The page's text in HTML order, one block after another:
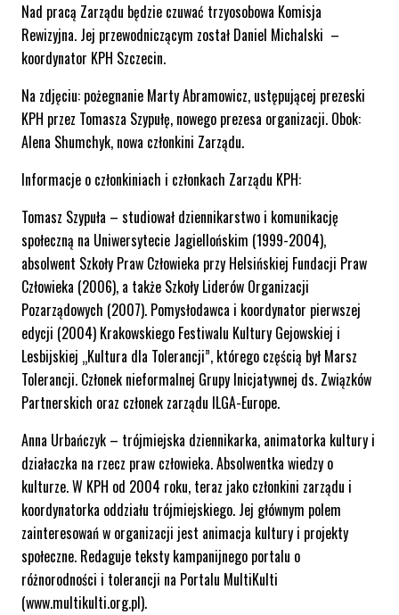
Nad pracą Zarządu będzie czuwać trzyosobowa Komisja
Rewizyjna. Jej przewodniczącym został Daniel Michalski –
koordynator KPH Szczecin.
Na zdjęciu: pożegnanie Marty Abramowicz, ustępującej prezeski
KPH przez Tomasza Szypułę, nowego prezesa organizacji. Obok:
Alena Shumchyk, nowa członkini Zarządu.
Informacje o członkiniach i członkach Zarządu KPH:
Tomasz Szypuła – studiował dziennikarstwo i komunikację
społeczną na Uniwersytecie Jagiellońskim (1999-2004),
absolwent Szkoły Praw Człowieka przy Helsińskiej Fundacji Praw
Człowieka (2006), a także Szkoły Liderów Organizacji
Pozarządowych (2007). Pomysłodawca i koordynator pierwszej
edycji (2004) Krakowskiego Festiwalu Kultury Gejowskiej i
Lesbijskiej „Kultura dla Tolerancji”, którego częścią był Marsz
Tolerancji. Członek nieformalnej Grupy Inicjatywnej ds. Związków
Partnerskich oraz członek zarządu ILGA-Europe.
Anna Urbańczyk – trójmiejska dziennikarka, animatorka kultury i
działaczka na rzecz praw człowieka. Absolwentka wiedzy o
kulturze. W KPH od 2004 roku, teraz jako członkini zarządu i
koordynatorka oddziału trójmiejskiego. Jej głównym polem
zainteresowań w organizacji jest animacja kultury i projekty
społeczne. Redaguje teksty kampanijnego portalu o
różnorodności i tolerancji na Portalu MultiKulti
(www.multikulti.org.pl).